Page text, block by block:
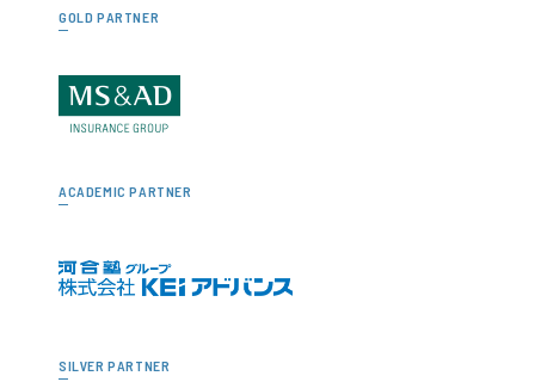
GOLD PARTNER
ACADEMIC PARTNER
SILVER PARTNER